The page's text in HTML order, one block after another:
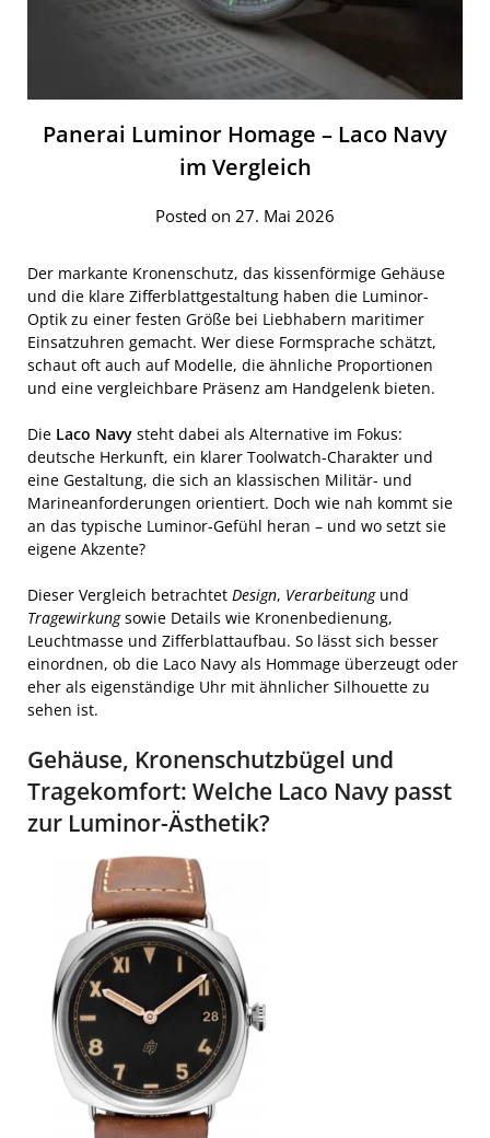
Panerai Luminor Homage – Laco Navy
im Vergleich
Posted on 27. Mai 2026
Der markante Kronenschutz, das kissenförmige Gehäuse
und die klare Zifferblattgestaltung haben die Luminor-
Optik zu einer festen Größe bei Liebhabern maritimer
Einsatzuhren gemacht. Wer diese Formsprache schätzt,
schaut oft auch auf Modelle, die ähnliche Proportionen
und eine vergleichbare Präsenz am Handgelenk bieten.
Die Laco Navy steht dabei als Alternative im Fokus:
deutsche Herkunft, ein klarer Toolwatch-Charakter und
eine Gestaltung, die sich an klassischen Militär- und
Marineanforderungen orientiert. Doch wie nah kommt sie
an das typische Luminor-Gefühl heran – und wo setzt sie
eigene Akzente?
Dieser Vergleich betrachtet Design, Verarbeitungund
Tragewirkungsowie Details wie Kronenbedienung,
Leuchtmasse und Zifferblattaufbau. So lässt sich besser
einordnen, ob die Laco Navy als Hommage überzeugt oder
eher als eigenständige Uhr mit ähnlicher Silhouette zu
sehen ist.
Gehäuse, Kronenschutzbügel und
Tragekomfort: Welche Laco Navy passt
zur Luminor-Ästhetik?